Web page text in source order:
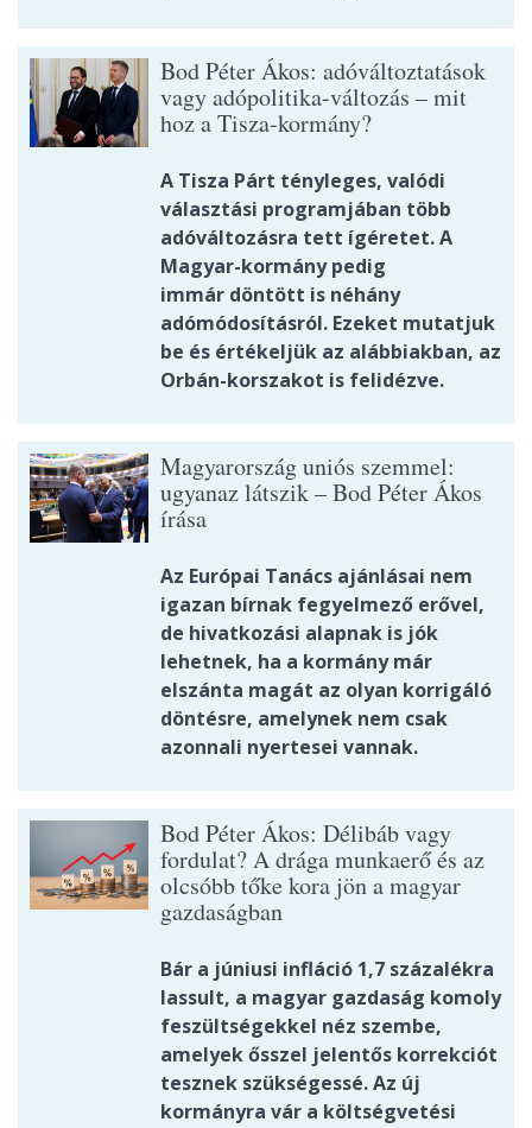
Bod Péter Ákos: adóváltoztatások
vagy adópolitika-változás – mit
hoz a Tisza-kormány?
A Tisza Párt tényleges, valódi
választási programjában több
adóváltozásra tett ígéretet. A
Magyar-kormány pedig
immár döntött is néhány
adómódosításról. Ezeket mutatjuk
be és értékeljük az alábbiakban, az
Orbán-korszakot is felidézve.
Magyarország uniós szemmel:
ugyanaz látszik – Bod Péter Ákos
írása
Az Európai Tanács ajánlásai nem
igazan bírnak fegyelmező erővel,
de hivatkozási alapnak is jók
lehetnek, ha a kormány már
elszánta magát az olyan korrigáló
döntésre, amelynek nem csak
azonnali nyertesei vannak.
Bod Péter Ákos: Délibáb vagy
fordulat? A drága munkaerő és az
olcsóbb tőke kora jön a magyar
gazdaságban
Bár a júniusi infláció 1,7 százalékra
lassult, a magyar gazdaság komoly
feszültségekkel néz szembe,
amelyek ősszel jelentős korrekciót
tesznek szükségessé. Az új
kormányra vár a költségvetési